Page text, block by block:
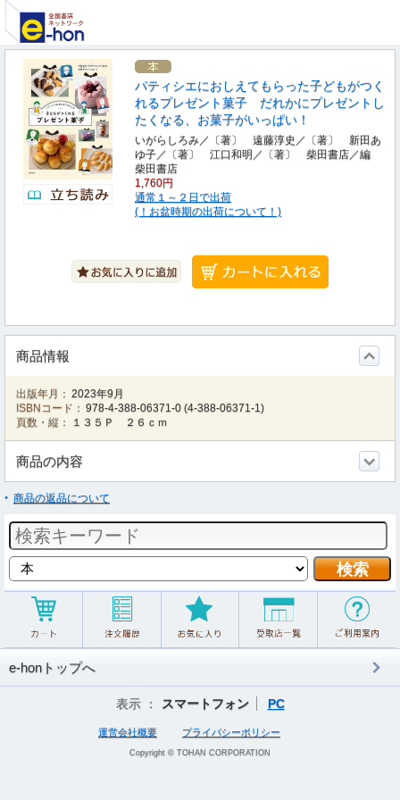
パティシエにおしえてもらった子どもがつく
れるプレゼント菓子 だれかにプレゼントし
たくなる、お菓子がいっぱい！
いがらしろみ／〔著〕 遠藤淳史／〔著〕 新田あ
ゆ子／〔著〕 江口和明／〔著〕 柴田書店／編
柴田書店
1,760円
通常１～２日で出荷
(！お盆時期の出荷について！)
商品情報
出版年月： 2023年9月
ISBNコード： 978-4-388-06371-0 (4-388-06371-1)
頁数・縦：
１３５Ｐ ２６ｃｍ
商品の内容
商品の返品について
e-honトップへ
表示 ： スマートフォン PC
運営会社概要 プライバシーポリシー
Copyright © TOHAN CORPORATION